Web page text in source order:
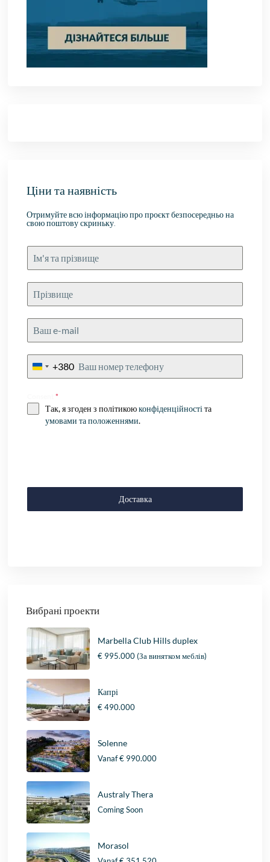
Ціни та наявність
Отримуйте всю інформацію про проєкт безпосередньо на
свою поштову скриньку.
Ukraine
+380
Consent*
Так, я згоден з політикоюконфіденційності та
умовами та положеннями.
Доставка
Вибрані проекти
Marbella Club Hills duplex
€ 995.000(За винятком меблів)
Капрі
€ 490.000
Solenne
Vanaf€ 990.000
Australy Thera
Coming Soon
Morasol